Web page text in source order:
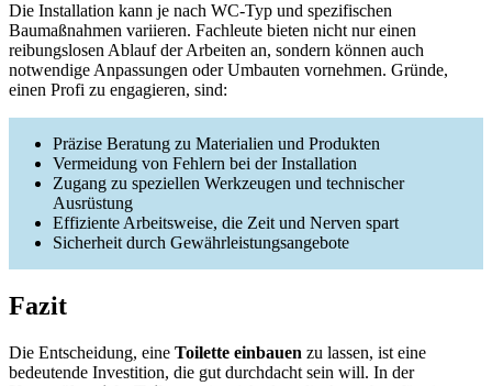
Die Installation kann je nach WC-Typ und spezifischen
Baumaßnahmen variieren. Fachleute bieten nicht nur einen
reibungslosen Ablauf der Arbeiten an, sondern können auch
notwendige Anpassungen oder Umbauten vornehmen. Gründe,
einen Profi zu engagieren, sind:
Präzise Beratung zu Materialien und Produkten
Vermeidung von Fehlern bei der Installation
Zugang zu speziellen Werkzeugen und technischer
Ausrüstung
Effiziente Arbeitsweise, die Zeit und Nerven spart
Sicherheit durch Gewährleistungsangebote
Fazit
Die Entscheidung, eine Toilette einbauen zu lassen, ist eine
bedeutende Investition, die gut durchdacht sein will. In der